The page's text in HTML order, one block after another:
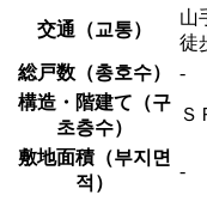
交通（교통）
山
徒
総戸数（총호수）
-
構造・階建て（구
초층수）
Ｓ
敷地面積（부지면
적 ）
-